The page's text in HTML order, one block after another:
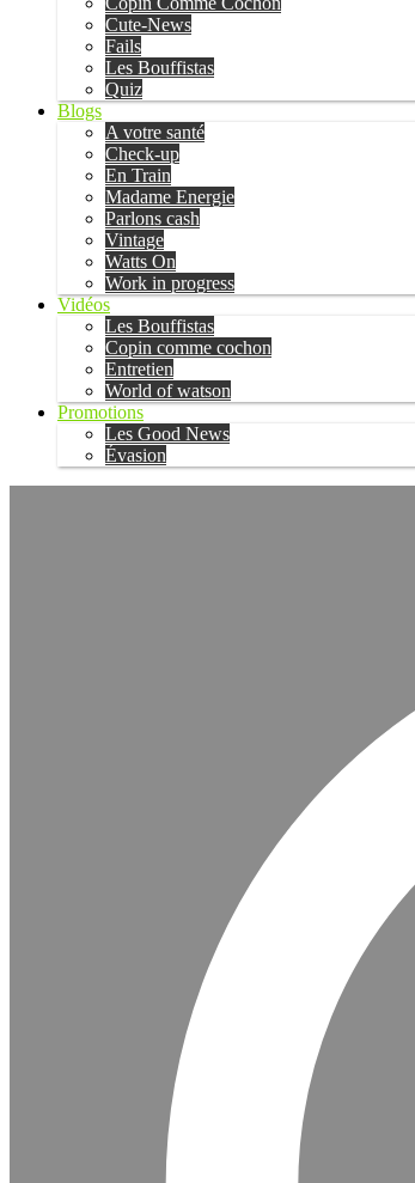
Cute-News
Fails
Les Bouffistas
Quiz
Blogs
A votre santé
Check-up
En Train
Madame Energie
Parlons cash
Vintage
Watts On
Work in progress
Vidéos
Les Bouffistas
Copin comme cochon
Entretien
World of watson
Promotions
Les Good News
Évasion